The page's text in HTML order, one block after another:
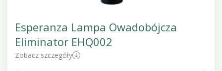
Esperanza Lampa Owadobójcza
Eliminator EHQ002
Zobacz szczegóły